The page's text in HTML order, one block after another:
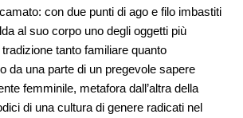
con due punti di ago e filo imbastiti
al suo corpo uno degli oggetti più
tanto familiare quanto
da una parte di un pregevole sapere
femminile, metafora dall’altra della
di una cultura di genere radicati nel